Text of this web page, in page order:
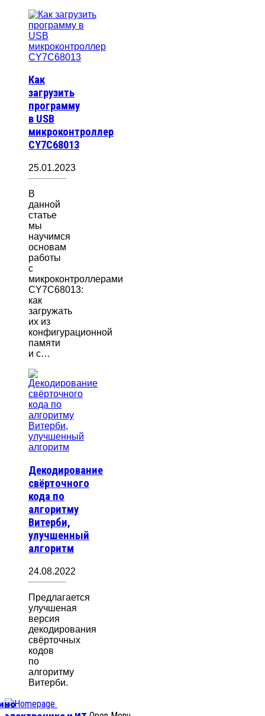
Как
загрузить
программу
в USB
микроконтроллер
CY7C68013
25.01.2023
В
данной
статье
мы
научимся
основам
работы
с
микроконтроллерами
CY7C68013:
как
загружать
их из
конфигурационной
памяти
и с…
Декодирование
свёрточного
кода по
алгоритму
Витерби,
улучшенный
алгоритм
24.08.2022
Предлагается
улучшеная
версия
декодирования
свёрточных
кодов
по
алгоритму
Витерби.